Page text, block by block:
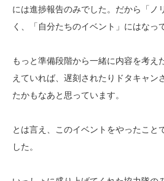
には進捗報告のみでした。だから「ノ
く、「自分たちのイベント」にはなっ
もっと準備段階から一緒に内容を考え
えていれば、遅刻されたりドタキャン
たかもなあと思っています。
とは言え、このイベントをやったこと
した。